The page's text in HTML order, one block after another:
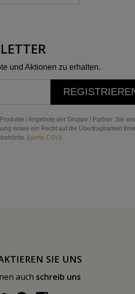
und Aktionen zu erhalten.
/ Angebote der Gruppe / Partner. Sie
sowie ein Recht auf die Übertragbarkeit
(siehe CGV).
SIE UNS
auch schreib uns